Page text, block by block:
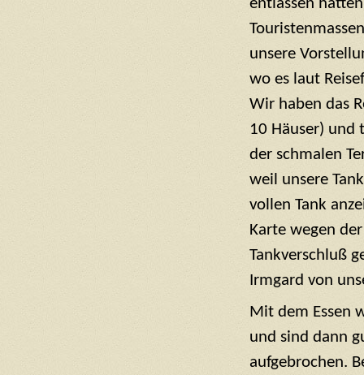
entlassen
unsere
wo es laut
Wir haben das
10 Häuser) und
der schmalen
weil unsere
vollen Tank
Karte wegen
Tankverschluß
Irmgard von
Mit dem Essen
und sind dann
aufgebrochen.